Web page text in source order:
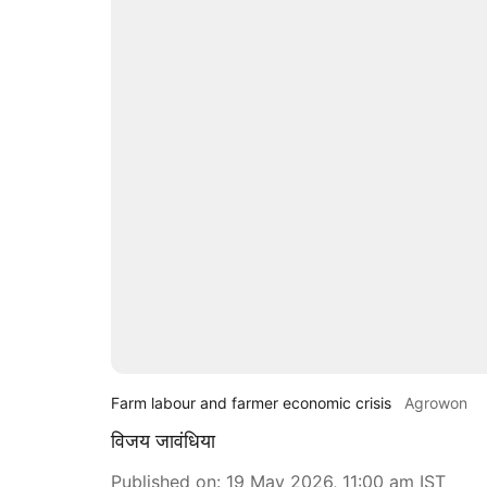
Farm labour and farmer economic crisis Agrowon
विजय जावंधिया
Published on: 19 May 2026, 11:00 am IST